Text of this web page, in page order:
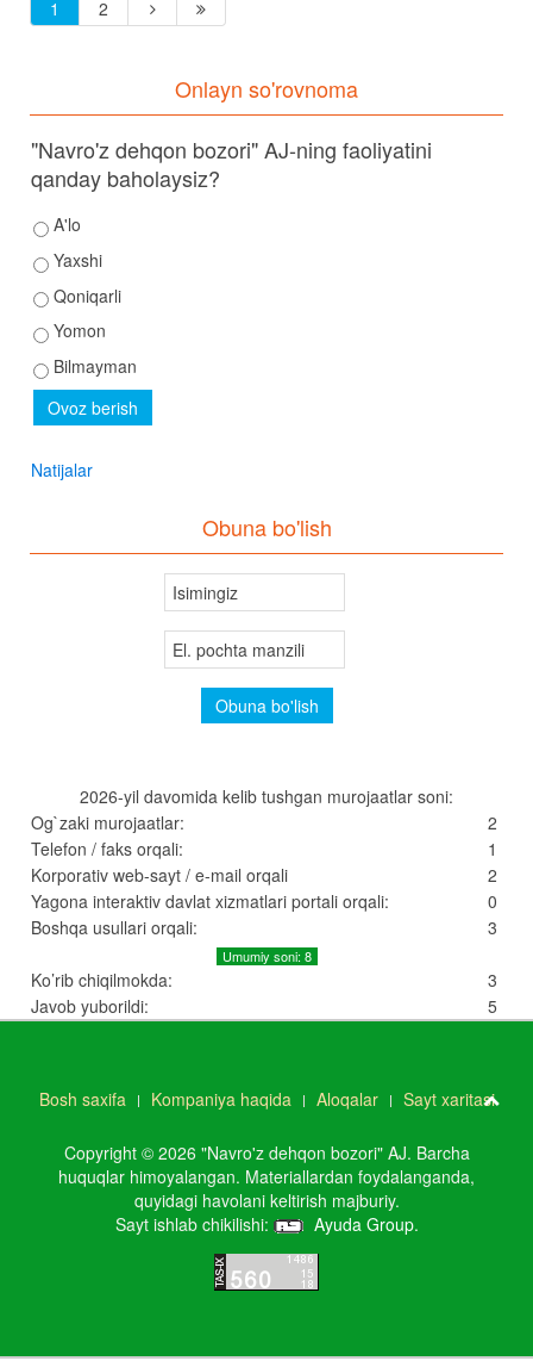
1
2
Onlayn so'rovnoma
"Navro'z dehqon bozori" AJ-ning faoliyatini
qanday baholaysiz?
A'lo
Yaxshi
Qoniqarli
Yomon
Bilmayman
Natijalar
Obuna bo'lish
2026-yil davomida kelib tushgan murojaatlar soni:
Og`zaki murojaatlar:
2
Telefon / faks orqali:
1
Korporativ web-sayt / e-mail orqali
2
Yagona interaktiv davlat xizmatlari portali orqali:
0
Boshqa usullari orqali:
3
Umumiy soni: 8
Ko’rib chiqilmokda:
3
Javob yuborildi:
5
Bosh saxifa Kompaniya haqida Aloqalar Sayt xaritasi
Copyright © 2026 "Navro'z dehqon bozori" AJ. Barcha
huquqlar himoyalangan. Materiallardan foydalanganda,
quyidagi havolani keltirish majburiy.
Sayt ishlab chikilishi:
Ayuda Group.